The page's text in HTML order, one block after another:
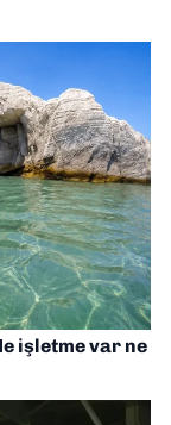
işletme var ne